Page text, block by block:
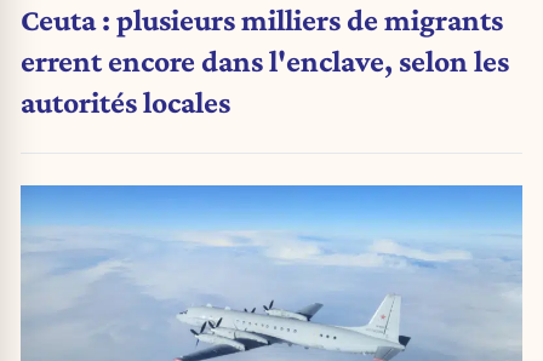
Ceuta : plusieurs milliers de migrants
errent encore dans l'enclave, selon les
autorités locales